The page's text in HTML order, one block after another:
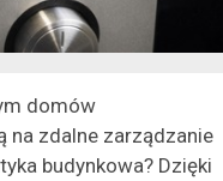
domów
na zdalne zarządzanie
budynkowa? Dzięki